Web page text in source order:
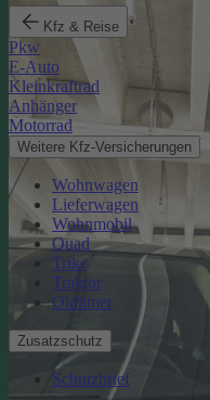
Kfz & Reise
Pkw
E-Auto
Kleinkraftrad
Anhänger
Motorrad
Weitere Kfz-Versicherungen
Wohnwagen
Lieferwagen
Wohnmobil
Quad
Trike
Traktor
Oldtimer
Zusatzschutz
Schutzbrief